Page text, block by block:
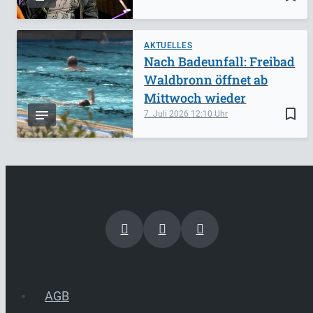
AKTUELLES
bookmark_border
7. Juli 2026 12:10
Nach Badeunfall: Freibad
Waldbronn öffnet ab
Mittwoch wieder
AGB